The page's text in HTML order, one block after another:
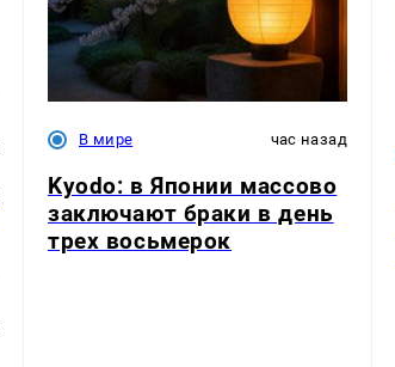
В мире час назад
Kyodo: в Японии массово
заключают браки в день
трех восьмерок